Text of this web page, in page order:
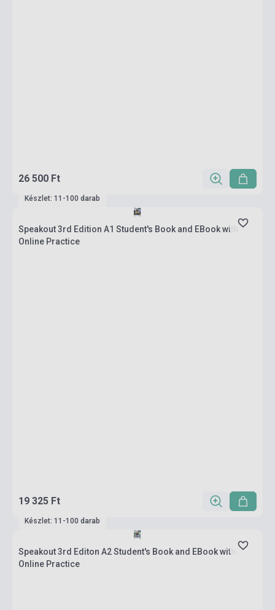
26 500 Ft
Készlet: 11-100 darab
Speakout 3rd Edition A1 Student's Book and EBook with
Online Practice
19 325 Ft
Készlet: 11-100 darab
Speakout 3rd Editon A2 Student's Book and EBook with
Online Practice